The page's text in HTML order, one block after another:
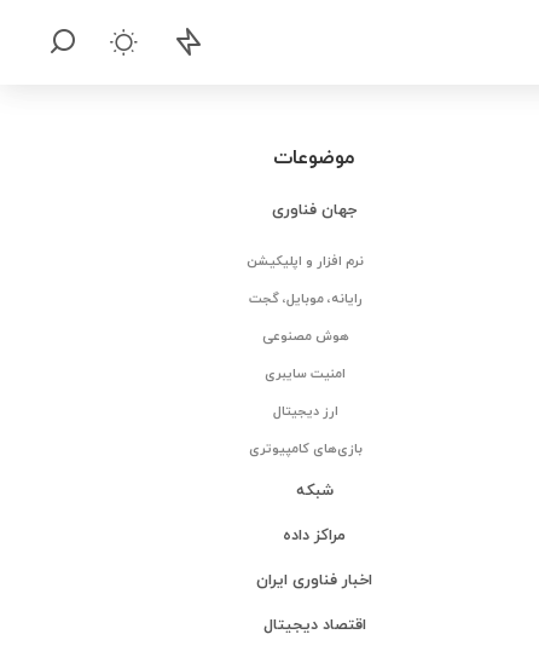
موضوعات
جهان فناوری
نرم افزار و اپلیکیشن
رایانه، موبایل، گجت
هوش مصنوعی
امنیت سایبری
ارز دیجیتال
بازی‌های کامپیوتری
شبکه
مراکز داده
اخبار فناوری ایران
اقتصاد دیجیتال